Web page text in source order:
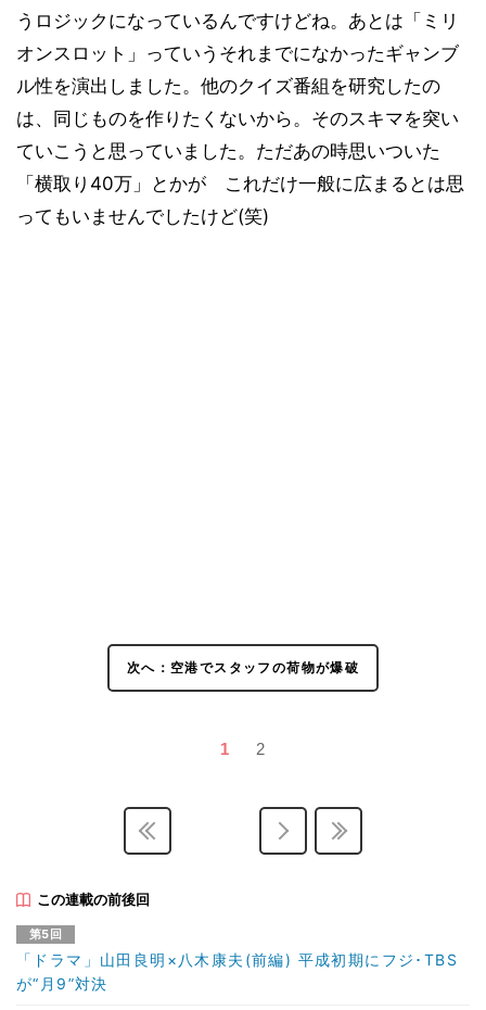
うロジックになっているんですけどね。あとは「ミリ
オンスロット」っていうそれまでになかったギャンブ
ル性を演出しました。他のクイズ番組を研究したの
は、同じものを作りたくないから。そのスキマを突い
ていこうと思っていました。ただあの時思いついた
「横取り40万」とかが これだけ一般に広まるとは思
ってもいませんでしたけど(笑)
次へ：空港でスタッフの荷物が爆破
1 2
この連載の前後回
第5回
「ドラマ」山田良明×八木康夫(前編) 平成初期にフジ･TBS
が“月9”対決